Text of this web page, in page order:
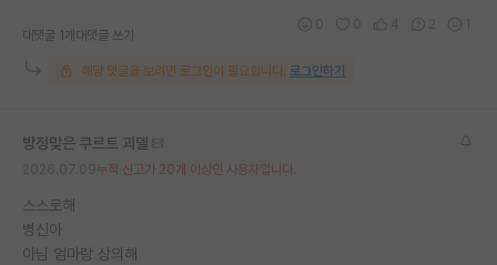
대댓글 1개 대댓글 쓰기
해당 댓글을 보려면 로그인이 필요합니다. 로그인하기
방정맞은 쿠르트 괴델
누적 신고가 20개 이상인 사용자입니다.
스스로해
병신아
아님 엄마랑 상의해